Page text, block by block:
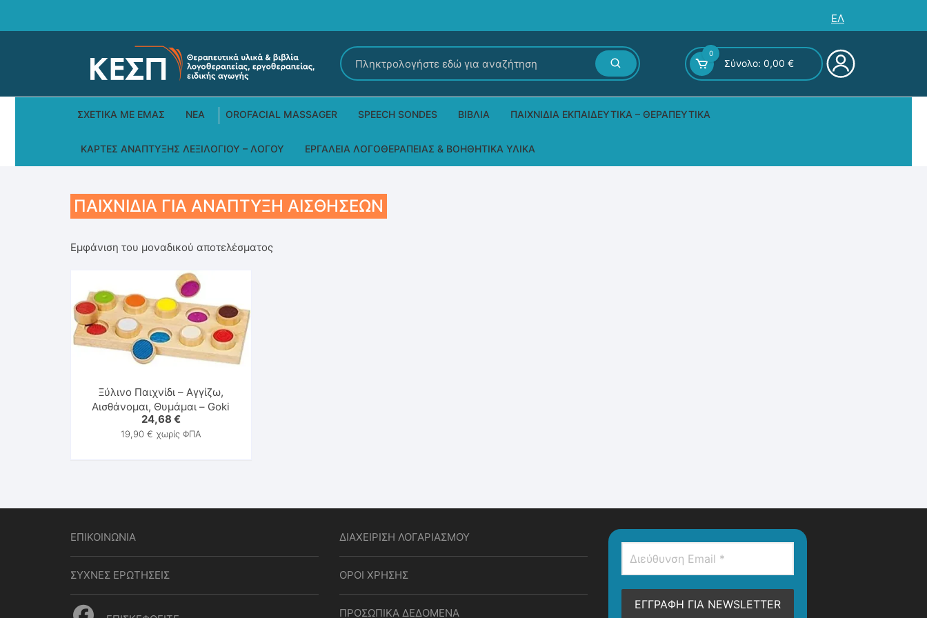
ΕΛ
Αναζήτηση
για:
0
Σύνολο:0,00€
ΣΧΕΤΙΚΆ ΜΕ ΕΜΆΣ ΝΕΑ OROFACIAL MASSAGER SPEECH SONDES ΒΙΒΛΊΑ
Εκδόσεις Ρόδων
ΠΑΙΧΝΊΔΙΑ ΕΚΠΑΙΔΕΥΤΙΚΆ – ΘΕΡΑΠΕΥΤΙΚΆ
Δεξιοτήτων – Μίμησης – Επιτραπέζια
ΚΆΡΤΕΣ ΑΝΆΠΤΥΞΗΣ ΛΕΞΙΛΟΓΊΟΥ – ΛΌΓΟΥ ΕΡΓΑΛΕΊΑ ΛΟΓΟΘΕΡΑΠΕΊΑΣ & ΒΟΗΘΗΤΙΚΆ ΥΛΙΚΆ
Βοηθητικά Υλικά για τις Θεραπευτικές
ΠΑΙΧΝΊΔΙΑ ΓΙΑ ΑΝΆΠΤΥΞΗ ΑΙΣΘΉΣΕΩΝ
Εμφάνιση του μοναδικού αποτελέσματος
Ξύλινο Παιχνίδι – Αγγίζω,
Αισθάνομαι, Θυμάμαι – Goki
24,68 €
19,90 € χωρίς ΦΠΑ
ΕΠΙΚΟΙΝΩΝΙΑ
ΣΥΧΝΕΣ ΕΡΩΤΗΣΕΙΣ
ΔΙΑΧΕΙΡΙΣΗ ΛΟΓΑΡΙΑΣΜΟΥ
ΟΡΟΙ ΧΡΗΣΗΣ
ΠΡΟΣΩΠΙΚΑ ΔΕΔΟΜΕΝΑ